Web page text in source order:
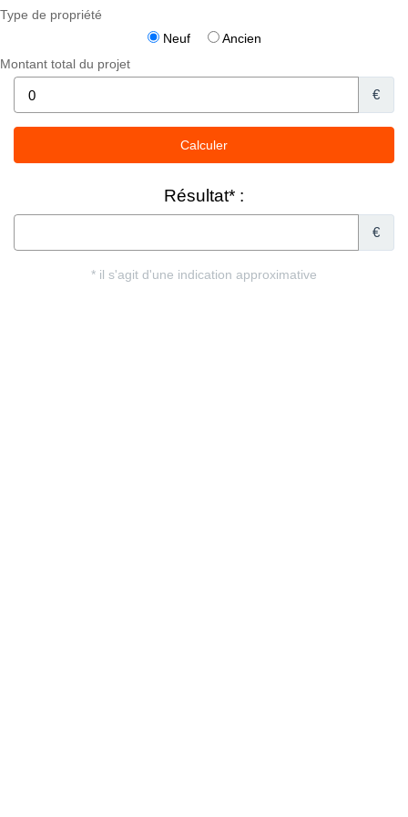
Type de propriété
Neuf
Ancien
Montant total du projet
€
Résultat* :
€
* il s'agit d'une indication approximative